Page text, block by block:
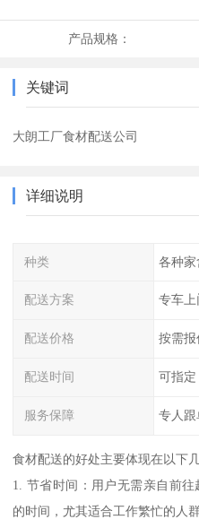
产品规格：
关键词
大朗工厂食材配送公司
详细说明
种类 各种家
配送方案 专车上
配送价格 按需报
配送时间 可指
服务保障 专人
食材配送的好处主要体现在以下
1. 节省时间：用户无需亲自前
的时间，尤其适合工作繁忙的人群